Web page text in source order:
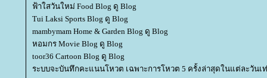
ฟ้าใสวันใหม่ Food Blog ดู Blog
Tui Laksi Sports Blog ดู Blog
mambymam Home & Garden Blog ดู Blog
หอมกร Movie Blog ดู Blog
toor36 Cartoon Blog ดู Blog
ระบบจะบันทึกคะแนนโหวต เฉพาะการโหวต 5 ครั้งล่าสุดในแต่ละวันเ